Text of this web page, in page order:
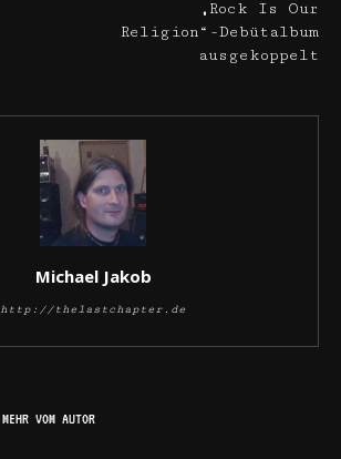
„Rock Is Our
Religion“-Debütalbum
ausgekoppelt
Michael Jakob
http://thelastchapter.de
MEHR VOM AUTOR